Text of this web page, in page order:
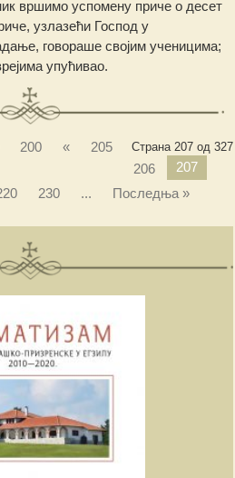
вршимо успомену приче о десет
узлазећи Господ у
говораше својим ученицима;
упућивао.
Страна 207 од 327
200 «
205
206
207
230 ... Последња »